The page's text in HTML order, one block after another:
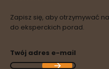
Zapisz się, aby otrzymywać
do eksperckich porad.
Twój adres e-mail